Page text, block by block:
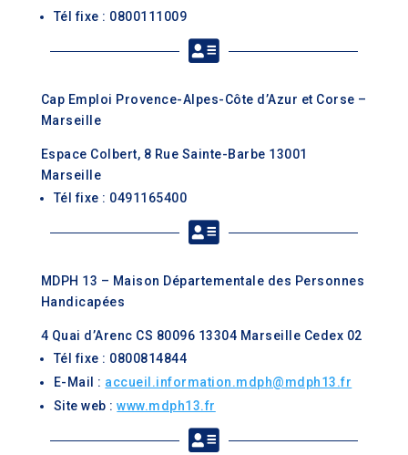
Tél fixe : 0800111009

Cap Emploi Provence-Alpes-Côte d’Azur et Corse –
Marseille
Espace Colbert, 8 Rue Sainte-Barbe 13001
Marseille
Tél fixe : 0491165400

MDPH 13 – Maison Départementale des Personnes
Handicapées
4 Quai d’Arenc CS 80096 13304 Marseille Cedex 02
Tél fixe : 0800814844
E-Mail : accueil.information.mdph@mdph13.fr
Site web :www.mdph13.fr
